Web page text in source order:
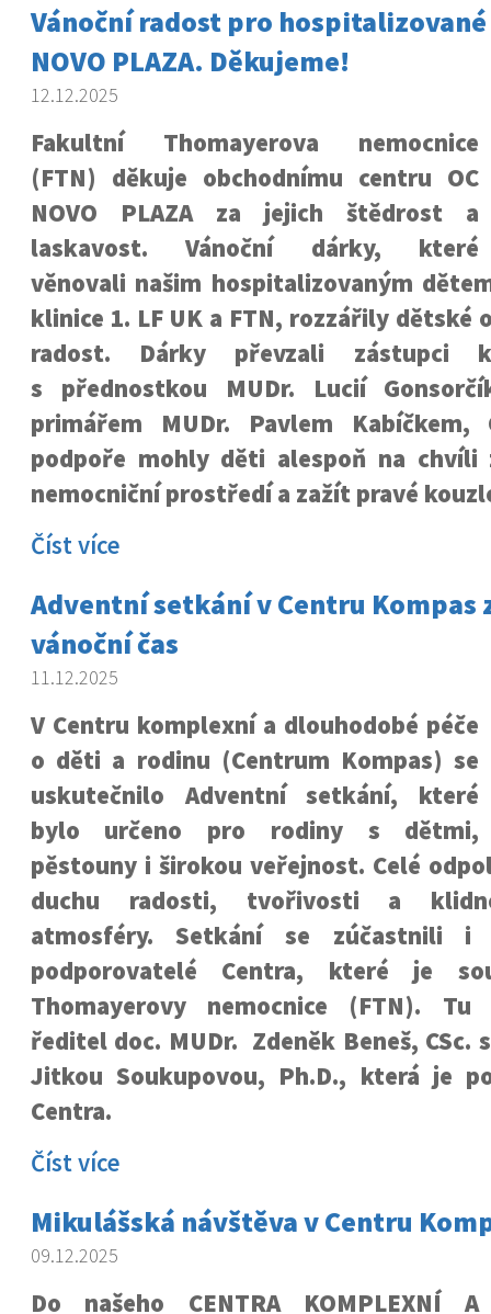
Vánoční radost pro
NOVO PLAZA. Děkujeme!
12.12.2025
Fakultní Thomayerova nemocnice
(FTN) děkuje obchodnímu centru OC
NOVO PLAZA za jejich štědrost a
laskavost. Vánoční dárky, které
věnovali našim hospitalizovaným
klinice 1. LF UK a FTN, rozzářily dětské
radost. Dárky převzali zástupci
s přednostkou MUDr. Lucií
primářem MUDr. Pavlem Kabíčkem,
podpoře mohly děti alespoň na chvíli
nemocniční prostředí a zažít pravé
Číst více
Adventní setkání v Centru Kompas
vánoční čas
11.12.2025
V Centru komplexní a dlouhodobé péče
o děti a rodinu (Centrum Kompas) se
uskutečnilo Adventní setkání, které
bylo určeno pro rodiny s dětmi,
pěstouny i širokou veřejnost. Celé
duchu radosti, tvořivosti a
atmosféry. Setkání se zúčastnili i
podporovatelé Centra, které je
Thomayerovy nemocnice (FTN).
ředitel doc. MUDr. Zdeněk Beneš, CSc.
Jitkou Soukupovou, Ph.D., která je
Centra.
Číst více
Mikulášská návštěva v Centru
09.12.2025
Do našeho CENTRA KOMPLEXNÍ A